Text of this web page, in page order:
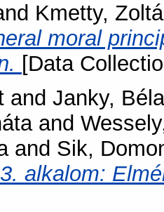
Kmetty,
moral
[Data
and Janky, Béla
and
and Sik,
alkalom: